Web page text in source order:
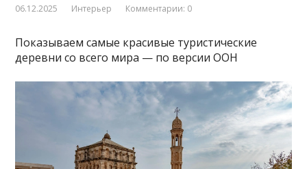
06.12.2025 Интерьер Комментарии: 0
Показываем самые красивые туристические
деревни со всего мира — по версии ООН